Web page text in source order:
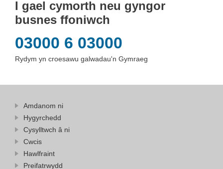
I gael cymorth neu gyngor
busnes ffoniwch
03000 6 03000
Rydym yn croesawu galwadau'n Gymraeg
Amdanom ni
Hygyrchedd
Cysylltwch â ni
Cwcis
Hawlfraint
Preifatrwydd